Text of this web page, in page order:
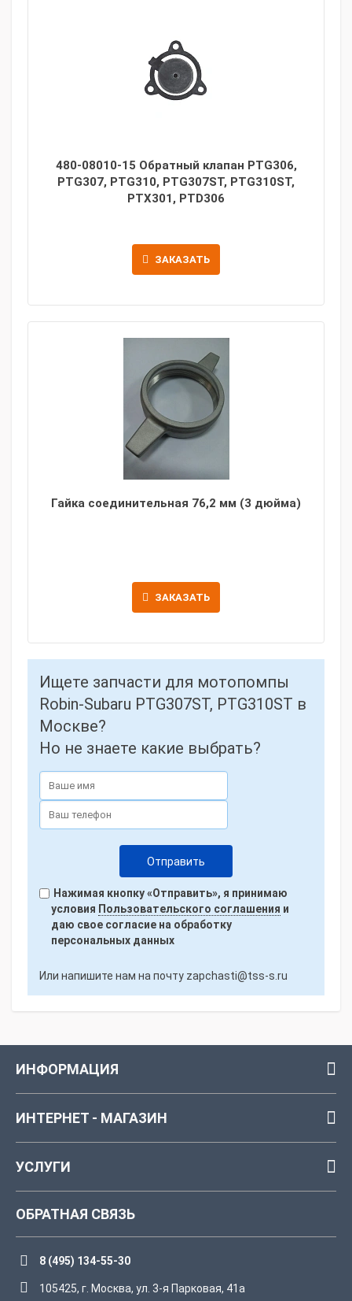
480-08010-15 Обратный клапан PTG306,
PTG307, PTG310, PTG307ST, PTG310ST,
PTX301, PTD306
ЗАКАЗАТЬ
Гайка соединительная 76,2 мм (3 дюйма)
ЗАКАЗАТЬ
Ищете запчасти для мотопомпы
Robin-Subaru PTG307ST, PTG310ST в
Москве?
Но не знаете какие выбрать?
Нажимая кнопку «Отправить», я принимаю
условия Пользовательского соглашения и
даю свое согласие на обработку
персональных данных
Или напишите нам на почту zapchasti@tss-s.ru
ИНФОРМАЦИЯ
ИНТЕРНЕТ - МАГАЗИН
УСЛУГИ
ОБРАТНАЯ СВЯЗЬ
8 (495) 134-55-30
105425, г. Москва, ул. 3-я Парковая, 41а